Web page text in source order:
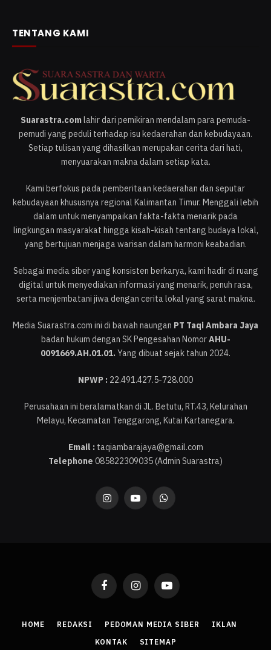
TENTANG KAMI
Suarastra.comlahir dari pemikiran mendalam para pemuda-
pemudi yang peduli terhadap isu kedaerahan dan kebudayaan.
Setiap tulisan yang dihasilkan merupakan cerita dari hati,
menyuarakan makna dalam setiap kata.
Kami berfokus pada pemberitaan kedaerahan dan seputar
kebudayaan khususnya regional Kalimantan Timur. Menggali lebih
dalam untuk menyampaikan fakta-fakta menarik pada
lingkungan masyarakat hingga kisah-kisah tentang budaya lokal,
yang bertujuan menjaga warisan dalam harmoni keabadian.
Sebagai media siber yang konsisten berkarya, kami hadir di ruang
digital untuk menyediakan informasi yang menarik, penuh rasa,
serta menjembatani jiwa dengan cerita lokal yang sarat makna.
Media Suarastra.com ini di bawah naungan PT Taqi Ambara Jaya
badan hukum dengan SK Pengesahan NomorAHU-
0091669.AH.01.01.Yang dibuat sejak tahun 2024.
NPWP : 22.491.427.5-728.000
Perusahaan ini beralamatkan di JL. Betutu, RT.43, Kelurahan
Melayu, Kecamatan Tenggarong, Kutai Kartanegara.
Email :taqiambarajaya@gmail.com
Telephone 085822309035 (Admin Suarastra)
InstagramYouTubeWhatsApp
FacebookInstagramYouTube
HOME REDAKSI PEDOMAN MEDIA SIBER
IKLAN
KONTAK
SITEMAP